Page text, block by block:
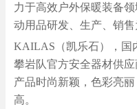
力于高效户外保暖装备
动用品研发、生产、销售
KAILAS（凯乐石），国
攀岩队官方安全器材供
产品时尚新颖，色彩亮
高。